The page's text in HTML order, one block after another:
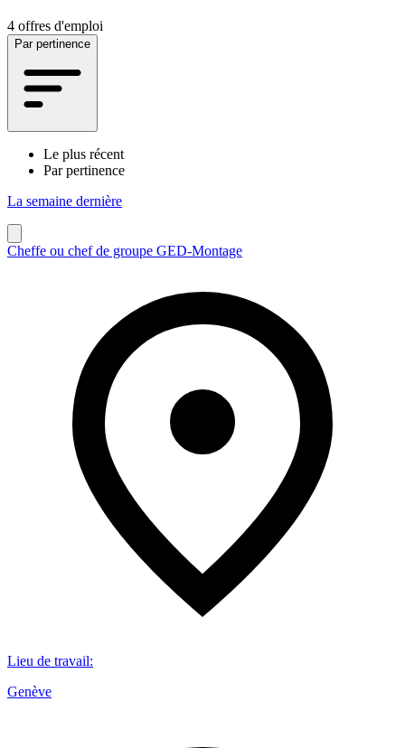
4 offres d'emploi
Par pertinence
Le plus récent
Par pertinence
La semaine dernière
Cheffe ou chef de groupe GED-Montage
Lieu de travail:
Genève